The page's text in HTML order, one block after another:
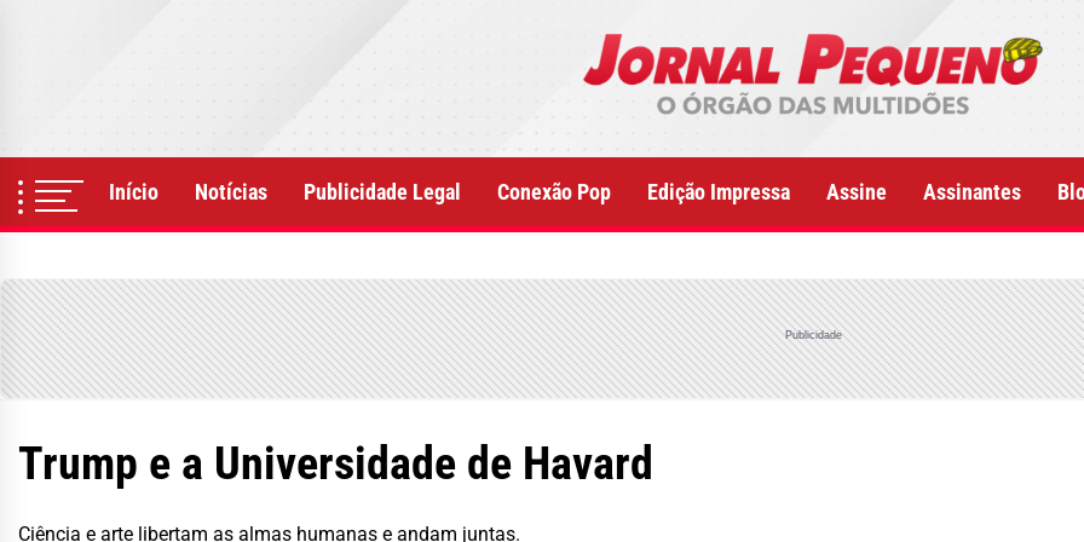
Início Notícias Publicidade Legal Conexão Pop Edição Impressa Assine Assinantes
Publicidade
Trump e a Universidade de Havard
Ciência e arte libertam as almas humanas e andam juntas.